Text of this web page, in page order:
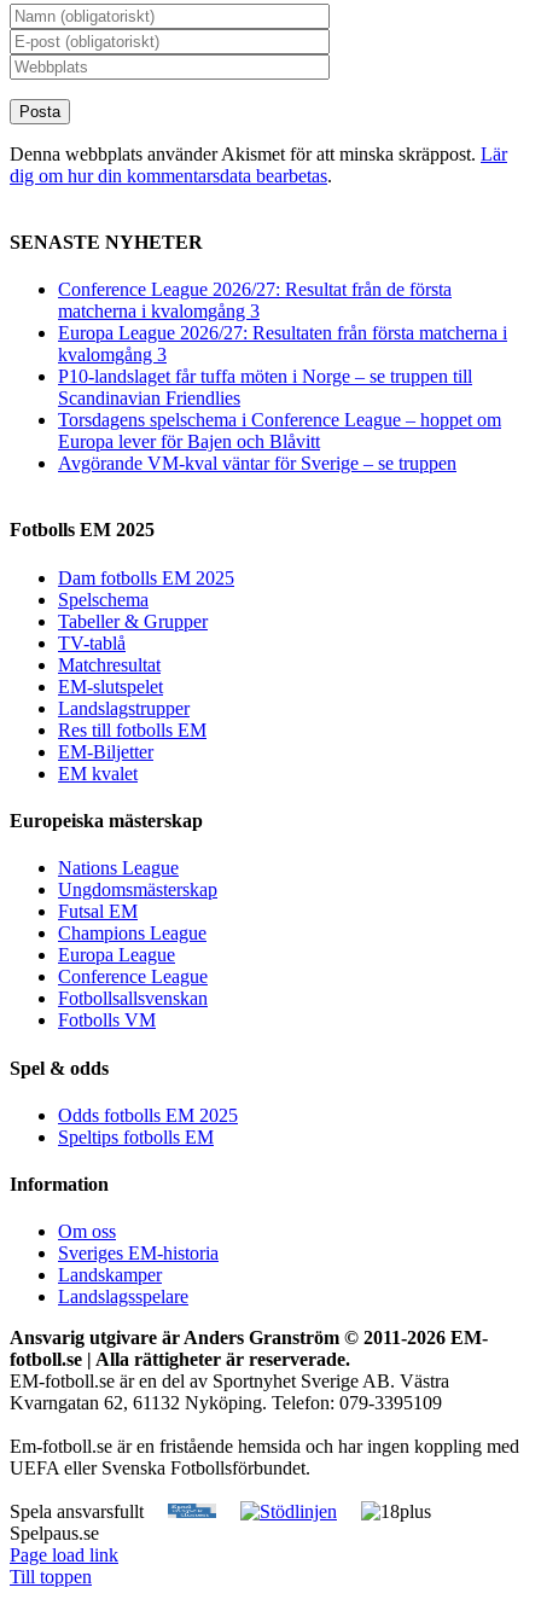
Denna webbplats använder Akismet för att minska skräppost. Lär
dig om hur din kommentarsdata bearbetas.
SENASTE NYHETER
Conference League 2026/27: Resultat från de första
matcherna i kvalomgång 3
Europa League 2026/27: Resultaten från första matcherna i
kvalomgång 3
P10-landslaget får tuffa möten i Norge – se truppen till
Scandinavian Friendlies
Torsdagens spelschema i Conference League – hoppet om
Europa lever för Bajen och Blåvitt
Avgörande VM-kval väntar för Sverige – se truppen
Fotbolls EM 2025
Dam fotbolls EM 2025
Spelschema
Tabeller & Grupper
TV-tablå
Matchresultat
EM-slutspelet
Landslagstrupper
Res till fotbolls EM
EM-Biljetter
EM kvalet
Europeiska mästerskap
Nations League
Ungdomsmästerskap
Futsal EM
Champions League
Europa League
Conference League
Fotbollsallsvenskan
Fotbolls VM
Spel & odds
Odds fotbolls EM 2025
Speltips fotbolls EM
Information
Om oss
Sveriges EM-historia
Landskamper
Landslagsspelare
Ansvarig utgivare är Anders Granström © 2011-2026 EM-
fotboll.se | Alla rättigheter är reserverade.
EM-fotboll.se är en del av Sportnyhet Sverige AB. Västra
Kvarngatan 62, 61132 Nyköping. Telefon: 079-3395109
Em-fotboll.se är en fristående hemsida och har ingen koppling med
UEFA eller Svenska Fotbollsförbundet.
Spela ansvarsfullt
Spelpaus.se
Page load link
Till toppen